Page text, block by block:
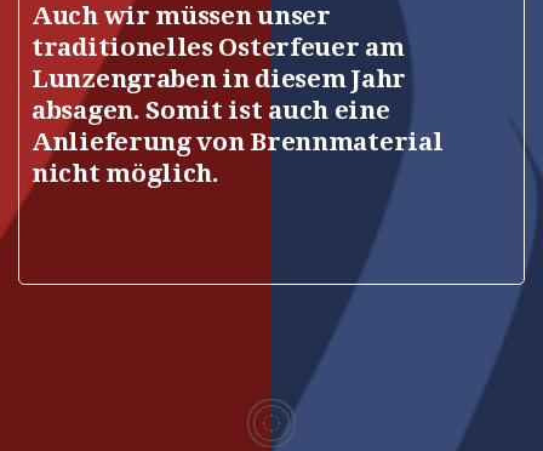
Auch wir müssen unser
traditionelles Osterfeuer am
Lunzengraben in diesem Jahr
absagen. Somit ist auch eine
Anlieferung von Brennmaterial
nicht möglich.